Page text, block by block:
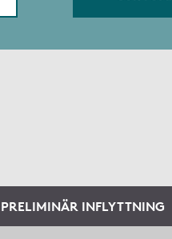
PRELIMINÄR INFLYTTNING